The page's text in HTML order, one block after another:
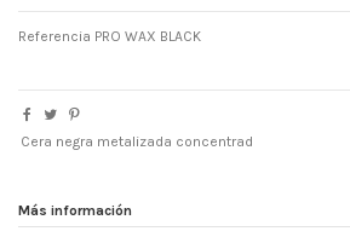
Referencia PRO WAX BLACK
Cera negra metalizada concentrad
Más información